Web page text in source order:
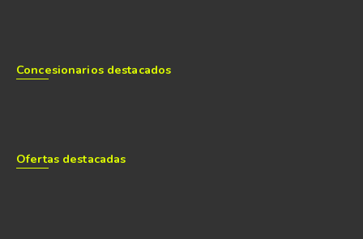
Concesionarios destacados
Ofertas destacadas